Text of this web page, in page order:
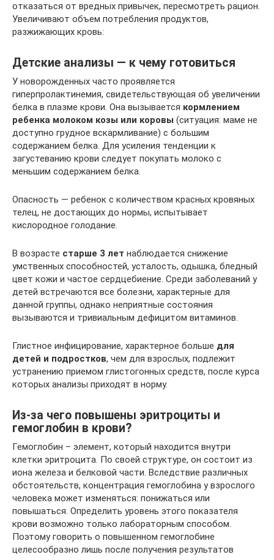
отказаться от вредных привычек, пересмотреть рацион.
Увеличивают объем потребления продуктов,
разжижающих кровь:
Детские анализы — к чему готовиться
У новорожденных часто проявляется
гиперпролактинемия, свидетельствующая об увеличении
белка в плазме крови. Она вызывается кормлением
ребенка молоком козы или коровы (ситуация: маме не
доступно грудное вскармливание) с большим
содержанием белка. Для усиления тенденции к
загустеванию крови следует покупать молоко с
меньшим содержанием белка.
Опасность — ребенок с количеством красных кровяных
телец, не достающих до нормы, испытывает
кислородное голодание.
В возрасте старше 3 лет наблюдается снижение
умственных способностей, усталость, одышка, бледный
цвет кожи и частое сердцебиение. Среди заболеваний у
детей встречаются все болезни, характерные для
данной группы, однако неприятные состояния
вызываются и тривиальным дефицитом витаминов.
Глистное инфицирование, характерное больше для
детей и подростков, чем для взрослых, подлежит
устранению приемом глистогонных средств, после курса
которых анализы приходят в норму.
Из-за чего повышены эритроциты и
гемоглобин в крови?
Гемоглобин – элемент, который находится внутри
клетки эритроцита. По своей структуре, он состоит из
иона железа и белковой части. Вследствие различных
обстоятельств, концентрация гемоглобина у взрослого
человека может изменяться: понижаться или
повышаться. Определить уровень этого показателя
крови возможно только лабораторным способом.
Поэтому говорить о повышенном гемоглобине
целесообразно лишь после получения результатов